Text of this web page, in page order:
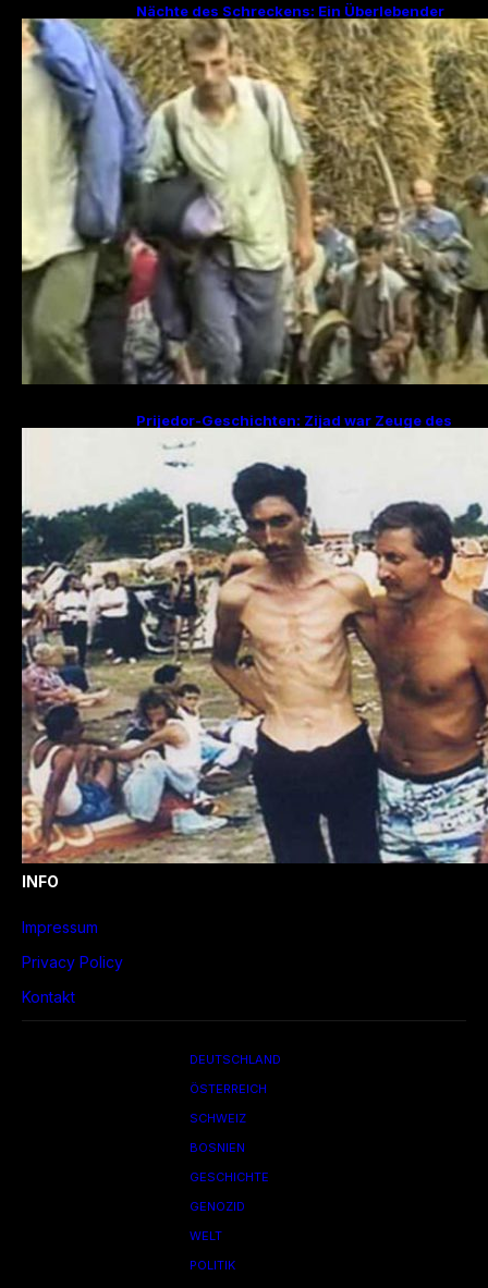
Nächte des Schreckens: Ein Überlebender
erzählt von den Julitagen 1995 in Srebrenica
Prijedor-Geschichten: Zijad war Zeuge des
sucht Frau und zwei Kinder
INFO
Impressum
Privacy Policy
Kontakt
DEUTSCHLAND
ÖSTERREICH
SCHWEIZ
BOSNIEN
GESCHICHTE
GENOZID
WELT
POLITIK